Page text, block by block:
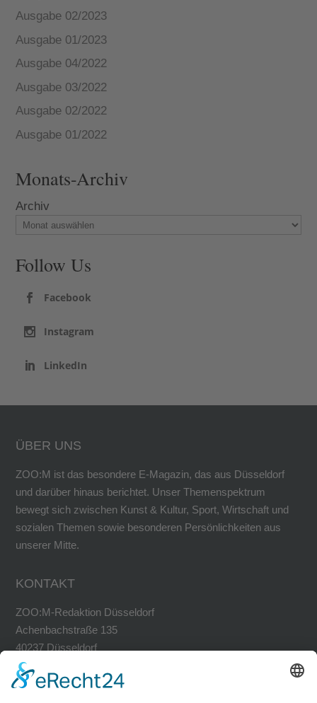
Ausgabe 02/2023
Ausgabe 01/2023
Ausgabe 04/2022
Ausgabe 03/2022
Ausgabe 02/2022
Ausgabe 01/2022
Monats-Archiv
Archiv
Follow Us
Facebook
Instagram
LinkedIn
ÜBER UNS
ZOO:M ist das besondere E-Magazin, das aus Düsseldorf
und darüber hinaus berichtet. Unser Themenspektrum
bewegt sich zwischen Kunst & Kultur, Sport, Wirtschaft und
sozialen Themen sowie besonderen Persönlichkeiten aus
unserer Mitte.
KONTAKT
ZOO:M-Redaktion Düsseldorf
Achenbachstraße 135
40237 Düsseldorf
Tel. 0211-30200741
Fax 0211-30200749